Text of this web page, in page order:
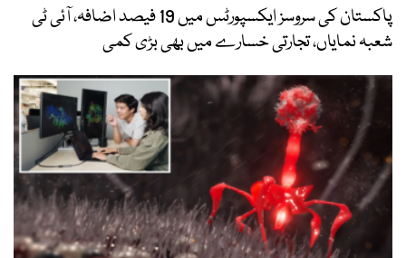
پاکستان کی سروسز ایکسپورٹس میں 19 فیصد اضافہ، آئی ٹی
شعبہ نمایاں، تجارتی خسارے میں بھی بڑی کمی